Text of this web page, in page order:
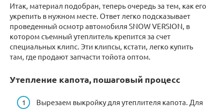
Итак, материал подобран, теперь очередь за тем, как его
укрепить в нужном месте. Ответ легко подсказывает
проведенный осмотр автомобиля SNOW VERSION, в
котором съемный утеплитель крепится за счет
специальных клипс. Эти клипсы, кстати, легко купить
там, где продают запчасти тойота оптом.
Утепление капота, пошаговый процесс
Вырезаем выкройку для утеплителя капота. Для